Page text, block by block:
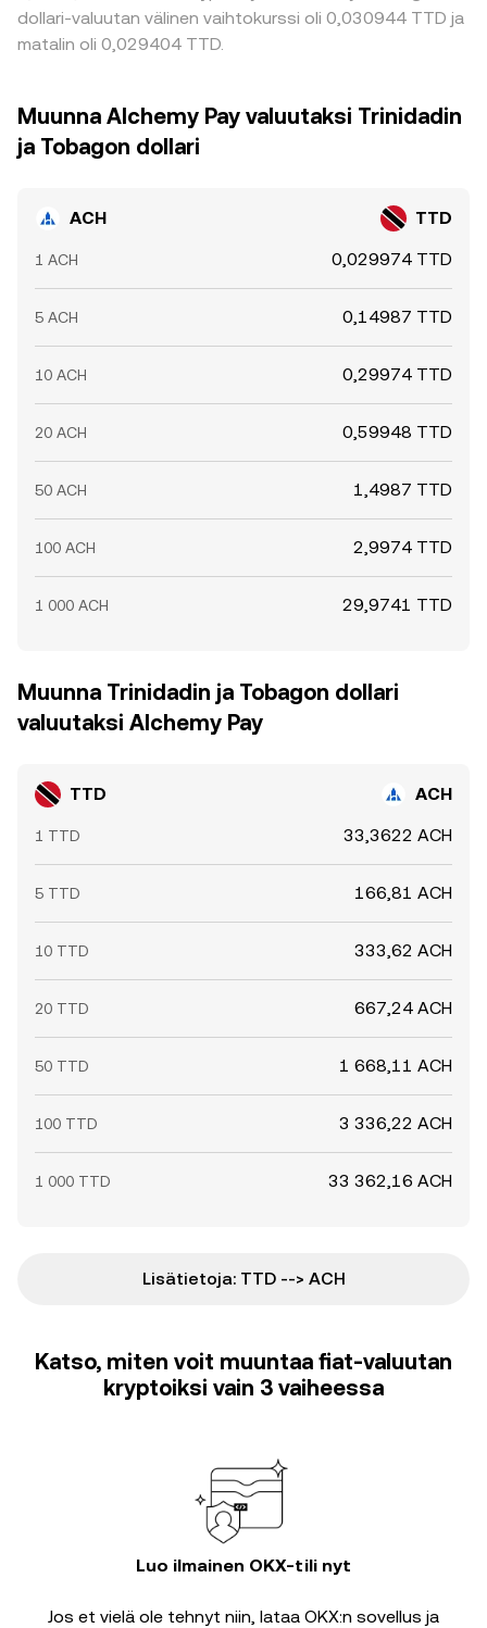
dollari-valuutan välinen vaihtokurssi oli 0,030944 TTD ja
matalin oli 0,029404 TTD.
Muunna Alchemy Pay valuutaksi Trinidadin
ja Tobagon dollari
ACH TTD
1 ACH 0,029974 TTD
5 ACH 0,14987 TTD
10 ACH 0,29974 TTD
20 ACH 0,59948 TTD
50 ACH 1,4987 TTD
100 ACH 2,9974 TTD
1 000 ACH 29,9741 TTD
Muunna Trinidadin ja Tobagon dollari
valuutaksi Alchemy Pay
TTD ACH
1 TTD 33,3622 ACH
5 TTD 166,81 ACH
10 TTD 333,62 ACH
20 TTD 667,24 ACH
50 TTD 1 668,11 ACH
100 TTD 3 336,22 ACH
1 000 TTD 33 362,16 ACH
Lisätietoja: TTD --> ACH
Katso, miten voit muuntaa fiat-valuutan
kryptoiksi vain 3 vaiheessa
Luo ilmainen OKX-tili nyt
Jos et vielä ole tehnyt niin, lataa OKX:n sovellus ja